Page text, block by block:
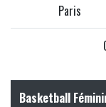
Paris
Basketball